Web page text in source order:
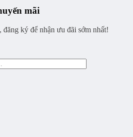
mãi
ký để nhận ưu đãi sớm nhất!